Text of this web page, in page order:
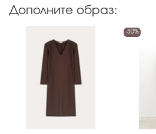
Дополните образ:
-50%